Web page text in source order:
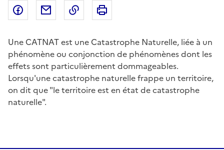
Partager sur Facebook
Partager par emailCopier dans le presse-papier
Une CATNAT est une Catastrophe Naturelle, liée à un
phénomène ou conjonction de phénomènes dont les
effets sont particulièrement dommageables.
Lorsqu'une catastrophe naturelle frappe un territoire,
on dit que "le territoire est en état de catastrophe
naturelle".